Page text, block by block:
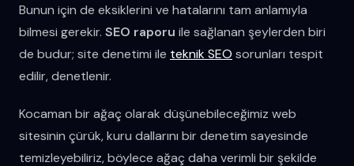
Bunun için de eksiklerini ve hatalarını tam anlamıyla
bilmesi gerekir. SEO raporu ile sağlanan şeylerden biri
de budur; site denetimi ile teknik SEO sorunları tespit
edilir, denetlenir.
Kocaman bir ağaç olarak düşünebileceğimiz web
sitesinin çürük, kuru dallarını bir denetim sayesinde
temizleyebiliriz, böylece ağaç daha verimli bir şekilde